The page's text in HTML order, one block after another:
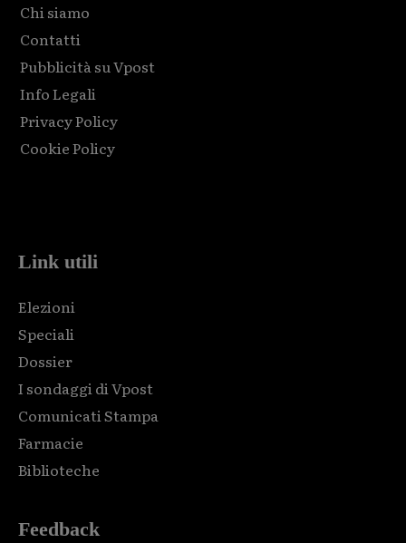
Chi siamo
Contatti
Pubblicità su Vpost
Info Legali
Privacy Policy
Cookie Policy
Link utili
Elezioni
Speciali
Dossier
I sondaggi di Vpost
Comunicati Stampa
Farmacie
Biblioteche
Feedback